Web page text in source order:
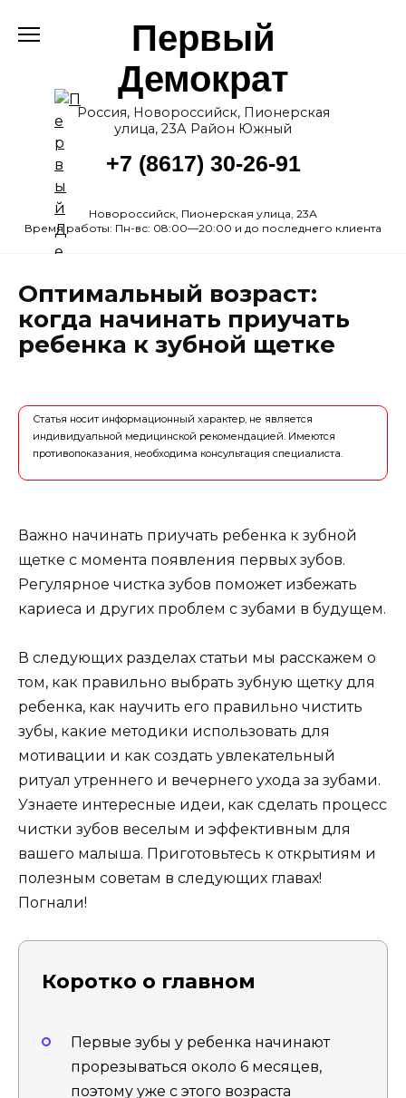
Первый
Демократ
Россия, Новороссийск, Пионерская
улица, 23А Район Южный
+7 (8617) 30-26-91
Новороссийск, Пионерская улица, 23А
Время работы: Пн-вс: 08:00—20:00 и до последнего клиента
Оптимальный возраст:
когда начинать приучать
ребенка к зубной щетке
Статья носит информационный характер, не является
индивидуальной медицинской рекомендацией. Имеются
противопоказания, необходима консультация специалиста.
Важно начинать приучать ребенка к зубной
щетке с момента появления первых зубов.
Регулярное чистка зубов поможет избежать
кариеса и других проблем с зубами в будущем.
В следующих разделах статьи мы расскажем о
том, как правильно выбрать зубную щетку для
ребенка, как научить его правильно чистить
зубы, какие методики использовать для
мотивации и как создать увлекательный
ритуал утреннего и вечернего ухода за зубами.
Узнаете интересные идеи, как сделать процесс
чистки зубов веселым и эффективным для
вашего малыша. Приготовьтесь к открытиям и
полезным советам в следующих главах!
Погнали!
Коротко о главном
Первые зубы у ребенка начинают
прорезываться около 6 месяцев,
поэтому уже с этого возраста